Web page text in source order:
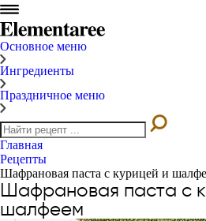
Основное меню
Ингредиенты
Праздничное меню
Главная
Рецепты
Шафрановая паста с курицей и
Шафрановая паста с
шалфеем